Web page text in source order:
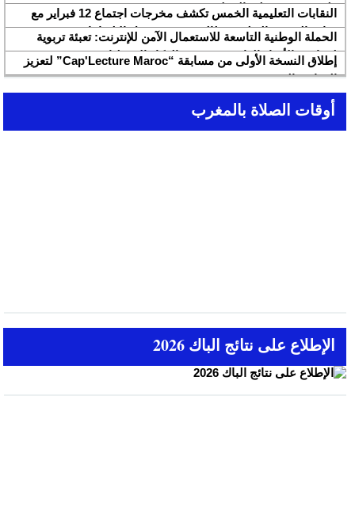
ولجنة تفتيش على الخط
النقابات التعليمية الخمس تكشف مخرجات اجتماع 12 فبراير مع
وزارة التربية والتعليم وتطالب بتسريع تنزيل الالتزامات
الحملة الوطنية التاسعة للاستعمال الآمن للإنترنت: تعبئة تربوية
لمواجهة الأخبار الزائفة في عصر الذكاء الاصطناعي
إطلاق النسخة الأولى من مسابقة “Cap'Lecture Maroc” لتعزيز
القراءة بالفرنسية سنة 2026
أوقات الصلاة بالمغرب
الإطلاع على نتائج الباك 2026